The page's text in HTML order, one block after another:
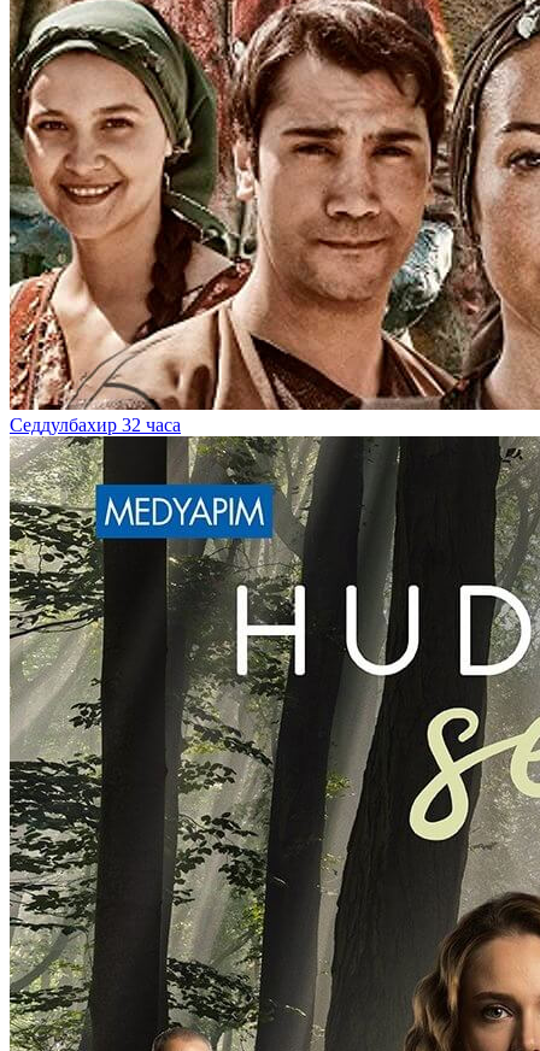
Седдулбахир 32 часа